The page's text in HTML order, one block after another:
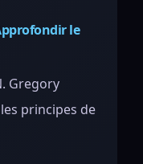
le
Gregory
principes de